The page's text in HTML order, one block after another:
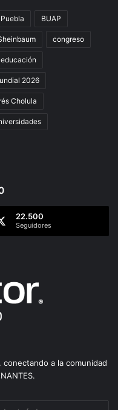
BUAP
congreso
educación
2026
Cholula
22.500
Seguidores
a la comunidad